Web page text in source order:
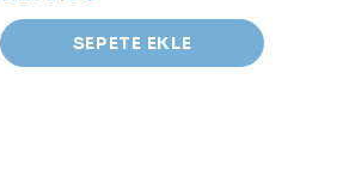
SEPETE EKLE